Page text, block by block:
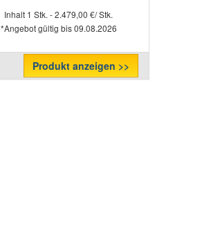
Inhalt 1 Stk. - 2.479,00 €/ Stk.
*Angebot gültig bis 09.08.2026
Produkt anzeigen >>